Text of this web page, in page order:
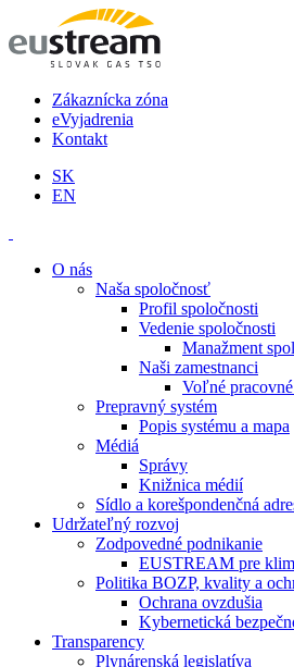
Zákaznícka zóna
eVyjadrenia
Kontakt
SK
EN
O nás
Naša spoločnosť
Profil spoločnosti
Vedenie spoločnosti
Manažment
Naši zamestnanci
Voľné pracovné
Prepravný systém
Popis systému a mapa
Médiá
Správy
Knižnica médií
Sídlo a korešpondenčná
Udržateľný rozvoj
Zodpovedné podnikanie
EUSTREAM pre
Politika BOZP, kvality a
Ochrana ovzdušia
Kybernetická
Transparency
Plynárenská legislatíva